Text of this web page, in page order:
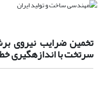
تخمین ضرایب نیروی
سرتخت با اندازهگیری